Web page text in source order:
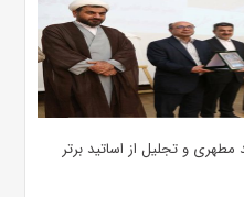
و تجلیل از اساتید برتر